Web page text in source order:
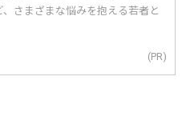
さまざまな悩みを抱える若者と
(PR)